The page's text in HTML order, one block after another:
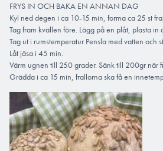
FRYS IN OCH BAKA EN ANNAN DAG
Kyl ned degen i ca 10-15 min, forma ca 25 st
Tag fram kvällen före. Lägg på en plåt, plasta in
Tag ut i rumstemperatur Pensla med vatten och
Låt jäsa i 45 min.
Värm ugnen till 250 grader. Sänk till 200gr när
Grädda i ca 15 min, frallorna ska få en